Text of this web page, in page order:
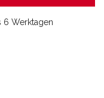
6 Werktagen